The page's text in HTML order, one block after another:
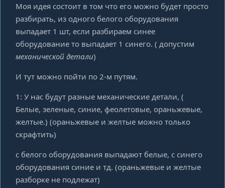
Моя идея состоит в том что его можно будет просто
разбирать, из одного белого оборудования
выпадает 1 шт, если разбираем синее
оборудование то выпадает 1 синего. ( допустим
механической детали)
И тут можно пойти по 2-м путям.
1: У нас будут разные механические детали, (
Белые, зеленые, синие, феолетовые, ораньжевые,
желтые.) (ораньжевые и желтые можно только
скрафтить)
с белого оборудования выпадают белые, с синего
оборудования синие и тд. (ораньжевые и желтые
разборке не подлежат)